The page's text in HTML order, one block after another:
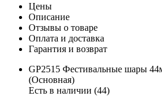
Цены
Описание
Отзывы о товаре
Оплата и доставка
Гарантия и возврат
GP2515 Фестивальные шары
(Основная)
Есть в наличии (44)